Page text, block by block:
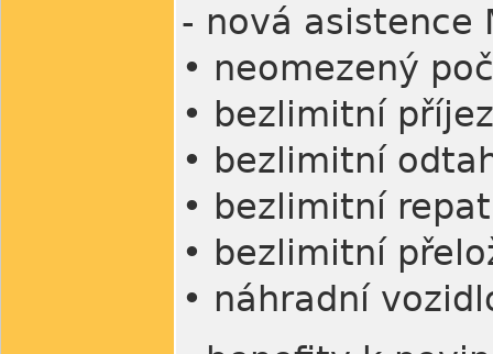
- nová asistence
• neomezený
• bezlimitní
• bezlimitní
• bezlimitní
• bezlimitní
• náhradní